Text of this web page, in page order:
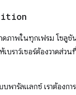
ภาพในทุกเฟรม โซลู
ราว์เซอร์ต้องวาดส่
พารัลแลกซ์ เราต้อง